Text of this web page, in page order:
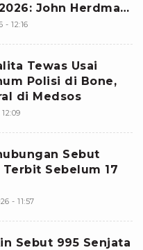
John Herdman
Terkuat
- 12:16
Tewas Usai
Polisi di Bone,
di Medsos
Sebut
Sebelum 17
- 11:57
Sebut 995 Senjata